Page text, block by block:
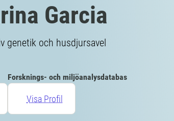
Garcia
genetik och husdjursavel
Forsknings- och miljöanalysdatabas
Visa Profil